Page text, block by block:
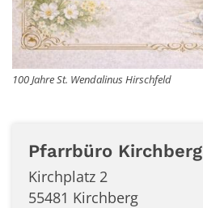
100 Jahre St. Wendalinus Hirschfeld
Pfarrbüro Kirchberg
Kirchplatz 2
55481 Kirchberg